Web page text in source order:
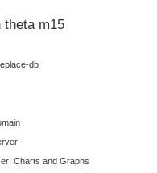
theta m15
db
Charts and Graphs